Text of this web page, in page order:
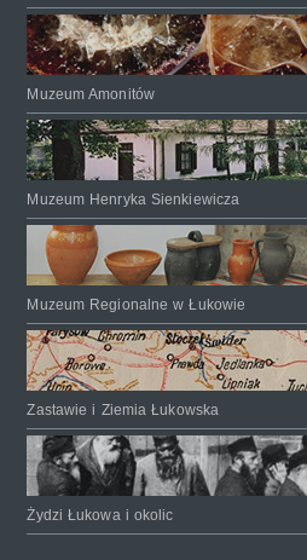
Muzeum Amonitów
Muzeum Henryka Sienkiewicza
Muzeum Regionalne w Łukowie
Zastawie i Ziemia Łukowska
Żydzi Łukowa i okolic